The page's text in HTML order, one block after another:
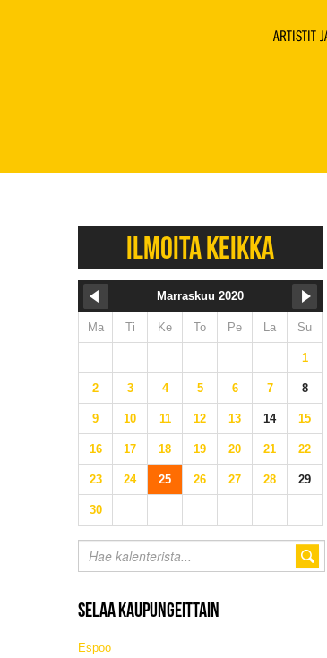
ARTISTIT
ILMOITA KEIKKA
Marraskuu 2020
Ma Ti Ke To Pe La Su
1
2 3 4 5 6 7 8
9 10 11 12 13 14 15
16 17 18 19 20 21 22
23 24 25 26 27 28 29
30
SELAA KAUPUNGEITTAIN
Espoo